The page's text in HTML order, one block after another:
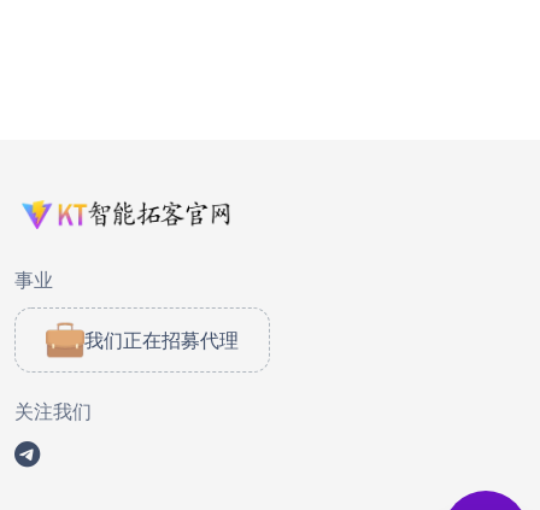
事业
我们正在招募代理
关注我们